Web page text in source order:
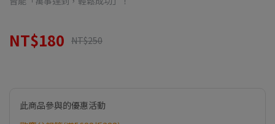
NT$180 NT$250
此商品參與的優惠活動